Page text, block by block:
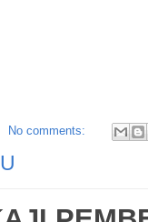
No comments: